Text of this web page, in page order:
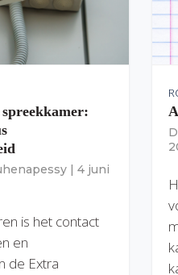
spreekkamer:
| 4 juni
is het contact
en
de Extra